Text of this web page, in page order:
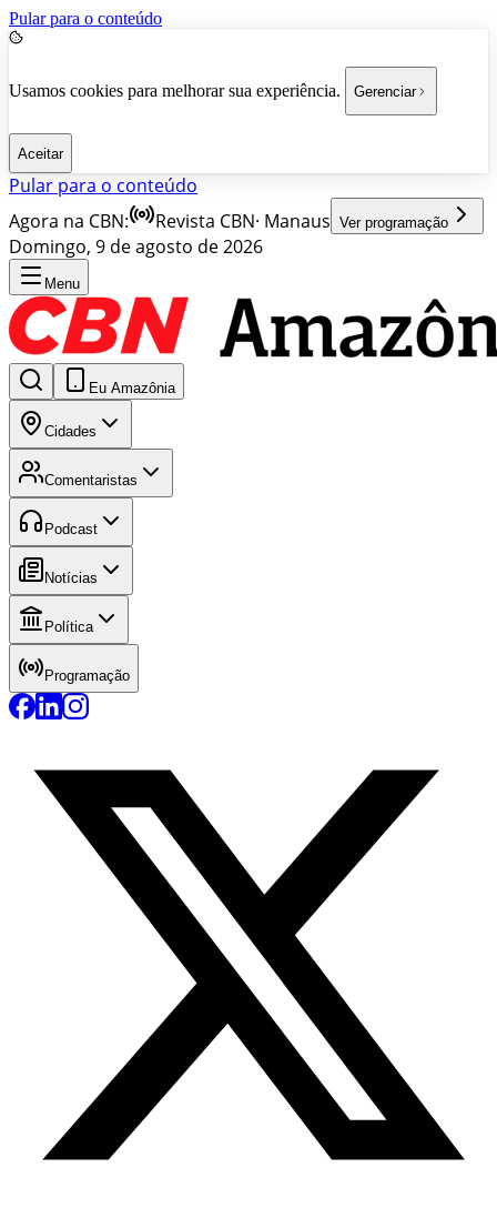
Pular para o conteúdo
Usamos cookies para melhorar sua experiência. Gerenciar
Aceitar
Pular para o conteúdo
Agora na CBN:
Revista CBN· Manaus Ver programação
Domingo, 9 de agosto de 2026
Menu
Eu Amazônia
Cidades
Comentaristas
Podcast
Notícias
Política
Programação